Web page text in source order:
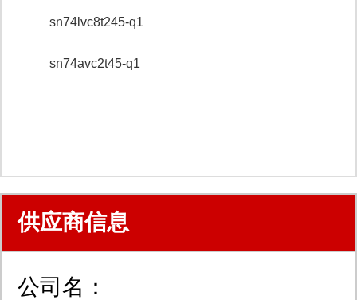
sn74lvc8t245-q1
sn74avc2t45-q1
供应商信息
公司名：